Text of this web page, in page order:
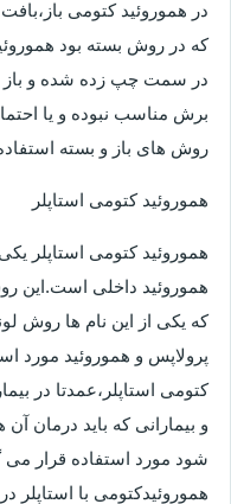
در هموروئید کتومی
که در روش بسته بود
در سمت چپ زده شده و باز
برش مناسب نبوده و یا
روش های باز و بسته
هموروئید کتومی استاپلر
هموروئید کتومی استاپلر
هموروئید داخلی است.این
که یکی از این نام ها روش
پرولاپس و هموروئید مورد
و بیمارانی که باید درمان
شود مورد استفاده قرار می
هموروئیدکتومی با استاپلر